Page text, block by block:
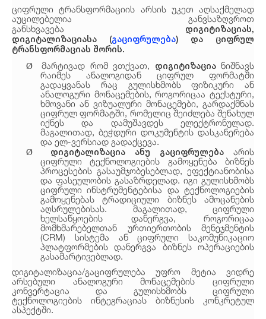
ციფრული ტრანსფორმაციის არსის უკეთ აღსაქმელად
აუცილებელია განვსაზღვროთ
განსხვავება დიგიტიზაციას,
დიგიტალიზაციასა (გაციფრულება)
და ციფრულ
ტრანსფორმაციას შორის.
Ø მარტივად რომ ვთქვათ, დიგიტიზაციანიშნავს
რაიმეს ანალოგიდან ციფრულ ფორმატში
გადაყვანას რაც გულისხმობს ფიზიკური ან
ანალოგური მონაცემების, როგორიცაა ტექსტური,
ხმოვანი ან ვიზუალური მონაცემები, გარდაქმნას
ციფრულ ფორმატში, რომელიც შეიძლება შენახულ
იქნეს და დამუშავდეს ელექტრონულად.
მაგალითად, ბეჭდური დოკუმენტის დასკანერება
და ელ-ვერსიად გადაქცევა.
Ø დიგიტალიზაცია ანუ გაციფრულება არის
ციფრული ტექნოლოგიების გამოყენება ბიზნეს
პროცესების გასაუმჯობესებლად, ეფექტიანობისა
და ფასეულობის გასაზრდელად. იგი გულისხმობს
ციფრული ინსტრუმენტებისა და ტექნოლოგიების
გამოყენებას ტრადიციული ბიზნეს ამოცანების
აღსრულებისას. მაგალითად, ციფრული
ხელსაწყოების დანერგვა, როგორიცაა
მომხმარებელთან ურთიერთობის მენეჯმენტის
(CRM) სისტემა ან ციფრული საკომუნიკაციო
პლატფორმების დანერგვა ბიზნეს ოპერაციების
გასამარტივებლად.
დიგიტალიზაცია/გაციფრულება უფრო მეტია ვიდრე
არსებული ანალოგური მონაცემების ციფრული
კონვერტაცია და გულისხმობს ციფრული
ტექნოლოგიების ინტეგრაციას ბიზნესის კონკრეტულ
ასპექტში.